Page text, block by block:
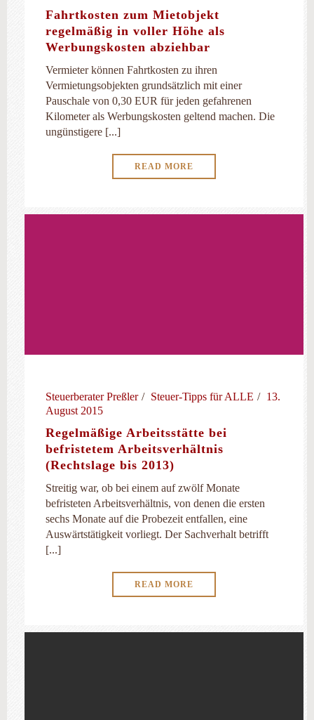
Fahrtkosten zum Mietobjekt
regelmäßig in voller Höhe als
Werbungskosten abziehbar
Vermieter können Fahrtkosten zu ihren
Vermietungsobjekten grundsätzlich mit einer
Pauschale von 0,30 EUR für jeden gefahrenen
Kilometer als Werbungskosten geltend machen. Die
ungünstigere [...]
READ MORE
Steuerberater Preßler Steuer-Tipps für ALLE
13.
August 2015
Regelmäßige Arbeitsstätte bei
befristetem Arbeitsverhältnis
(Rechtslage bis 2013)
Streitig war, ob bei einem auf zwölf Monate
befristeten Arbeitsverhältnis, von denen die ersten
sechs Monate auf die Probezeit entfallen, eine
Auswärtstätigkeit vorliegt. Der Sachverhalt betrifft
[...]
READ MORE